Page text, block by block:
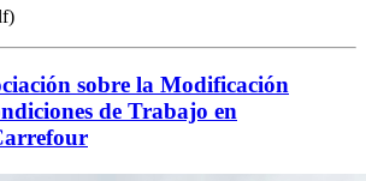
sobre la Modificación
de Trabajo en